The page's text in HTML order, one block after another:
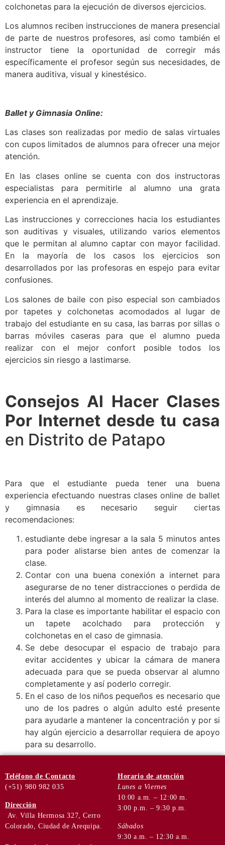
colchonetas para la ejecución de diversos ejercicios.
Los alumnos reciben instrucciones de manera presencial
de parte de nuestros profesores, así como también el
instructor tiene la oportunidad de corregir más
específicamente el profesor según sus necesidades, de
manera auditiva, visual y kinestésico.
Ballet y Gimnasia Online:
Las clases son realizadas por medio de salas virtuales
con cupos limitados de alumnos para ofrecer una mejor
atención.
En las clases online se cuenta con dos instructoras
especialistas para permitirle al alumno una grata
experiencia en el aprendizaje.
Las instrucciones y correcciones hacia los estudiantes
son auditivas y visuales, utilizando varios elementos
que le permitan al alumno captar con mayor facilidad.
En la mayoría de los casos los ejercicios son
desarrollados por las profesoras en espejo para evitar
confusiones.
Los salones de baile con piso especial son cambiados
por tapetes y colchonetas acomodados al lugar de
trabajo del estudiante en su casa, las barras por sillas o
barras móviles caseras para que el alumno pueda
realizar con el mejor confort posible todos los
ejercicios sin riesgo a lastimarse.
Consejos Al Hacer Clases
Por Internet desde tu casa
en Distrito de Patapo
Para que el estudiante pueda tener una buena
experiencia efectuando nuestras clases online de ballet
y gimnasia es necesario seguir ciertas
recomendaciones:
estudiante debe ingresar a la sala 5 minutos antes
para poder alistarse bien antes de comenzar la
clase.
Contar con una buena conexión a internet para
asegurarse de no tener distracciones o perdida de
interés del alumno al momento de realizar la clase.
Para la clase es importante habilitar el espacio con
un tapete acolchado para protección y
colchonetas en el caso de gimnasia.
Se debe desocupar el espacio de trabajo para
evitar accidentes y ubicar la cámara de manera
adecuada para que se pueda observar al alumno
completamente y así poderlo corregir.
En el caso de los niños pequeños es necesario que
uno de los padres o algún adulto esté presente
para ayudarle a mantener la concentración y por si
hay algún ejercicio a desarrollar requiera de apoyo
para su desarrollo.
Teléfono de Contacto
(+51) 980 982 035
Dirección
Av. Villa Hermosa 327, Cerro
Colorado, Ciudad de Arequipa.
Horario de atención
Lunes a Viernes
10:00 a.m. – 12:00 m.
3:00 p.m. – 9:30 p.m.
Sábados
9:30 a.m. – 12:30 a.m.